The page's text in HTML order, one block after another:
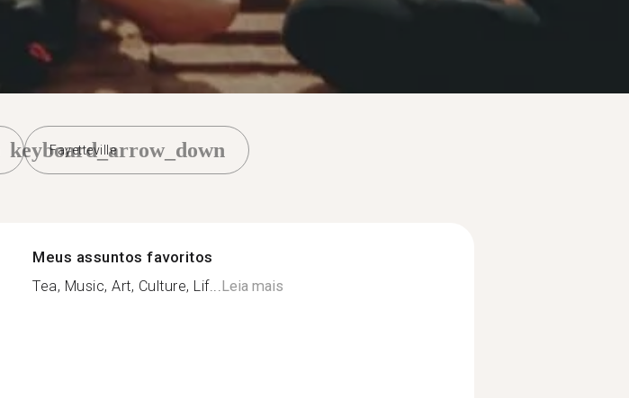
Fayetteville
keyboard_arrow_down
Meus assuntos favoritos
Tea, Music, Art, Culture, Lif...Leia mais